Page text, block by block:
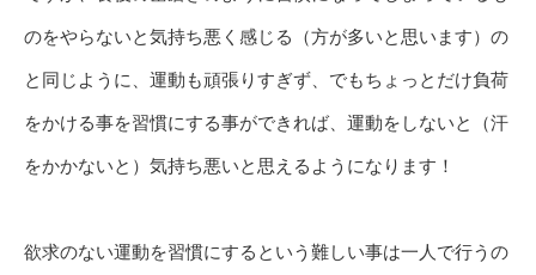
のをやらないと気持ち悪く感じる（方が多いと思います）の
と同じように、運動も頑張りすぎず、でもちょっとだけ負荷
をかける事を習慣にする事ができれば、運動をしないと（汗
をかかないと）気持ち悪いと思えるようになります！
欲求のない運動を習慣にするという難しい事は一人で行うの